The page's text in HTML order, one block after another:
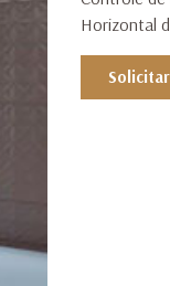
Horizontal